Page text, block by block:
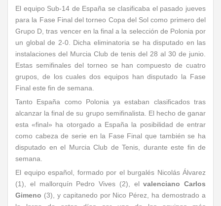
El equipo Sub-14 de España se clasificaba el pasado jueves
para la Fase Final del torneo Copa del Sol como primero del
Grupo D, tras vencer en la final a la selección de Polonia por
un global de 2-0. Dicha eliminatoria se ha disputado en las
instalaciones del Murcia Club de tenis del 28 al 30 de junio.
Estas semifinales del torneo se han compuesto de cuatro
grupos, de los cuales dos equipos han disputado la Fase
Final este fin de semana.
Tanto España como Polonia ya estaban clasificados tras
alcanzar la final de su grupo semifinalista. El hecho de ganar
esta «final» ha otorgado a España la posibilidad de entrar
como cabeza de serie en la Fase Final que también se ha
disputado en el Murcia Club de Tenis, durante este fin de
semana.
El equipo español, formado por el burgalés Nicolás Álvarez
(1), el mallorquín Pedro Vives (2), elvalenciano Carlos
Gimeno (3), y capitanedo por Nico Pérez, ha demostrado a